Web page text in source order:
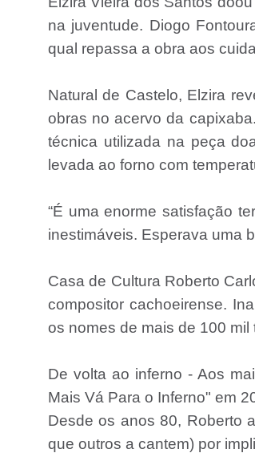
na juventude. Diogo
qual repassa a obra aos
Natural de Castelo, Elzira
obras no acervo da
técnica utilizada na peça
levada ao forno com
“É uma enorme satisfação
inestimáveis. Esperava uma
Casa de Cultura Roberto
compositor cachoeirense.
os nomes de mais de 100
De volta ao inferno - Aos
Mais Vá Para o Inferno" em
Desde os anos 80, Roberto
que outros a cantem) por